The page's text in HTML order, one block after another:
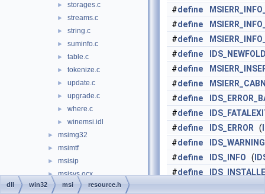
► storages.c
► streams.c
► string.c
► suminfo.c
► table.c
► tokenize.c
► update.c
► upgrade.c
► where.c
► winemsi.idl
► msimg32
► msimtf
► msisip
► msisys.ocx
► msnet32
#define
#define
#define
#define
#define
#define
#define
#define
#define IDS_ERROR (
#define
IDS_WARNING
#define IDS_INFO (
#define
dll win32 msi resource.h